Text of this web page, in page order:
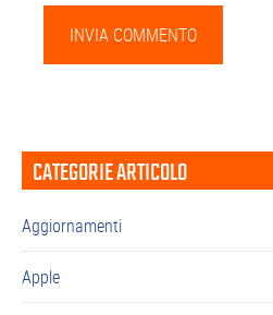
Barra
laterale
primaria
CATEGORIE ARTICOLO
Aggiornamenti
Apple